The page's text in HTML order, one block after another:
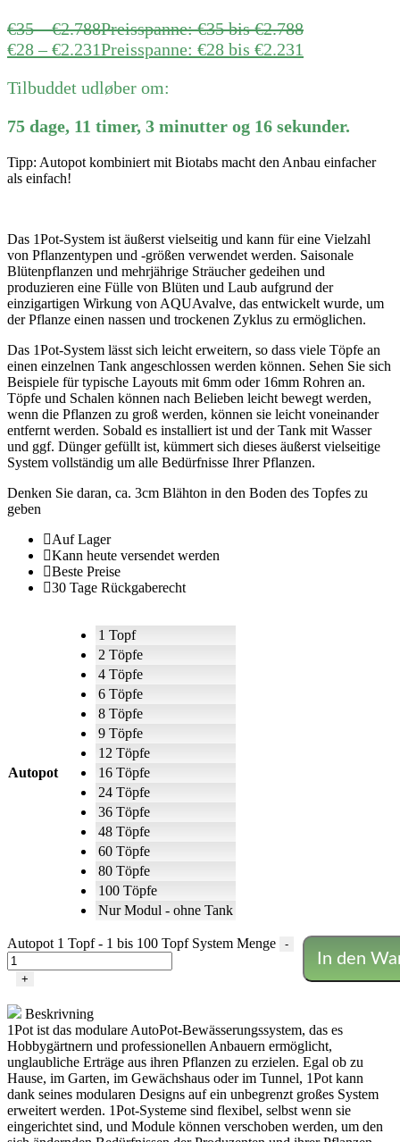
€35 –€2.788Preisspanne: €35 bis €2.788
€28 –€2.231Preisspanne: €28 bis €2.231
Tilbuddet udløber om:
75 dage, 11 timer, 3 minutter og 16 sekunder.
Tipp: Autopot kombiniert mit Biotabs macht den Anbau einfacher
als einfach!
Das 1Pot-System ist äußerst vielseitig und kann für eine Vielzahl
von Pflanzentypen und -größen verwendet werden. Saisonale
Blütenpflanzen und mehrjährige Sträucher gedeihen und
produzieren eine Fülle von Blüten und Laub aufgrund der
einzigartigen Wirkung von AQUAvalve, das entwickelt wurde, um
der Pflanze einen nassen und trockenen Zyklus zu ermöglichen.
Das 1Pot-System lässt sich leicht erweitern, so dass viele Töpfe an
einen einzelnen Tank angeschlossen werden können. Sehen Sie sich
Beispiele für typische Layouts mit 6mm oder 16mm Rohren an.
Töpfe und Schalen können nach Belieben leicht bewegt werden,
wenn die Pflanzen zu groß werden, können sie leicht voneinander
entfernt werden. Sobald es installiert ist und der Tank mit Wasser
und ggf. Dünger gefüllt ist, kümmert sich dieses äußerst vielseitige
System vollständig um alle Bedürfnisse Ihrer Pflanzen.
Denken Sie daran, ca. 3cm Blähton in den Boden des Topfes zu
geben
Auf Lager
Kann heute versendet werden
Beste Preise
30 Tage Rückgaberecht
Autopot
1 Topf
2 Töpfe
4 Töpfe
6 Töpfe
8 Töpfe
9 Töpfe
12 Töpfe
16 Töpfe
24 Töpfe
36 Töpfe
48 Töpfe
60 Töpfe
80 Töpfe
100 Töpfe
Nur Modul - ohne Tank
Autopot 1 Topf - 1 bis 100 Topf System Menge -
+
In den
Beskrivning
1Pot ist das modulare AutoPot-Bewässerungssystem, das es
Hobbygärtnern und professionellen Anbauern ermöglicht,
unglaubliche Erträge aus ihren Pflanzen zu erzielen. Egal ob zu
Hause, im Garten, im Gewächshaus oder im Tunnel, 1Pot kann
dank seines modularen Designs auf ein unbegrenzt großes System
erweitert werden. 1Pot-Systeme sind flexibel, selbst wenn sie
eingerichtet sind, und Module können verschoben werden, um den